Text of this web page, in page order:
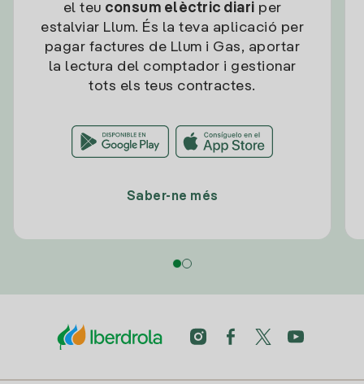
el teu consum elèctric diari per
estalviar Llum. És la teva aplicació per
pagar factures de Llum i Gas, aportar
la lectura del comptador i gestionar
tots els teus contractes.
Saber-ne més